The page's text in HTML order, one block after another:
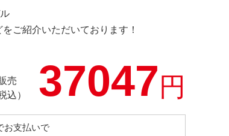
ご紹介いただいております！
売
込）
37047円
お支払いで